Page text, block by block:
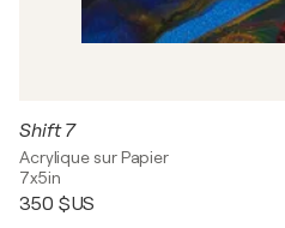
Shift 7
Acrylique sur Papier
7x5in
350 $US